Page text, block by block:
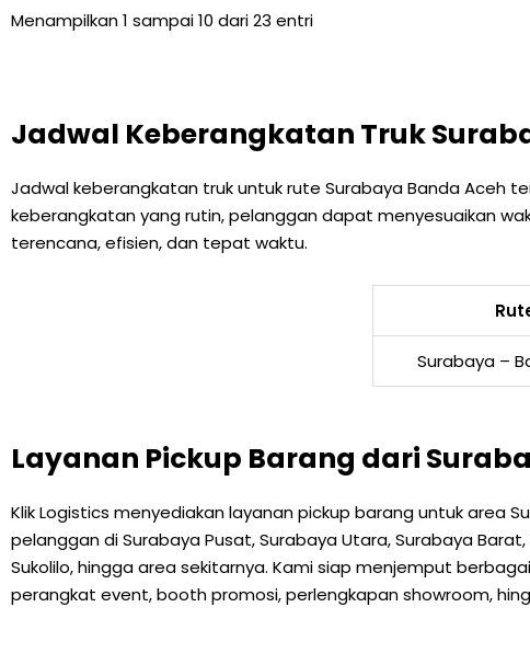
Menampilkan 1 sampai 10 dari 23 entri
Jadwal Keberangkatan Truk
Jadwal keberangkatan truk untuk rute Surabaya Banda Aceh
keberangkatan yang rutin, pelanggan dapat menyesuaikan
terencana, efisien, dan tepat waktu.
Surabaya –
Layanan Pickup Barang dari
Klik Logistics menyediakan layanan pickup barang untuk area
pelanggan di Surabaya Pusat, Surabaya Utara, Surabaya
Sukolilo, hingga area sekitarnya. Kami siap menjemput
perangkat event, booth promosi, perlengkapan showroom,